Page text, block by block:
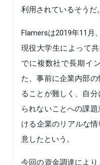
利用されているそうだ。
Flamersは2019年11月
現役大学生によって
でに複数社で長期イ
た、事前に企業内部
ることが難しく、自
られないことへの課
ける企業のリアルな情
意したという。
今回の資金調達によ